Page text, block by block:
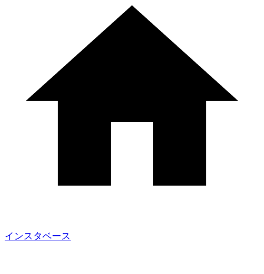
インスタベース